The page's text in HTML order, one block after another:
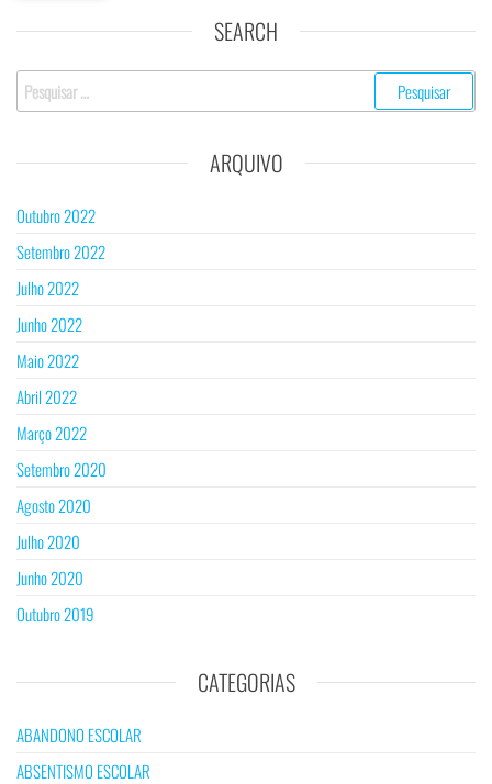
SEARCH
Pesquisar
por:
ARQUIVO
Outubro 2022
Setembro 2022
Julho 2022
Junho 2022
Maio 2022
Abril 2022
Março 2022
Setembro 2020
Agosto 2020
Julho 2020
Junho 2020
Outubro 2019
CATEGORIAS
ABANDONO ESCOLAR
ABSENTISMO ESCOLAR